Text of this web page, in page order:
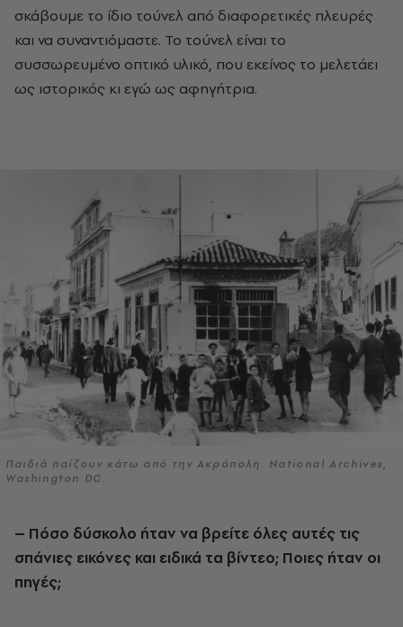
σκάβουμε το ίδιο τούνελ από διαφορετικές πλευρές
και να συναντιόμαστε. Το τούνελ είναι το
συσσωρευμένο οπτικό υλικό, που εκείνος το μελετάει
ως ιστορικός κι εγώ ως αφηγήτρια.
Παιδιά παίζουν κάτω από την Ακρόπολη. National Αrchives,
Washington DC.
– Πόσο δύσκολο ήταν να βρείτε όλες αυτές τις
σπάνιες εικόνες και ειδικά τα βίντεο; Ποιες ήταν οι
πηγές;